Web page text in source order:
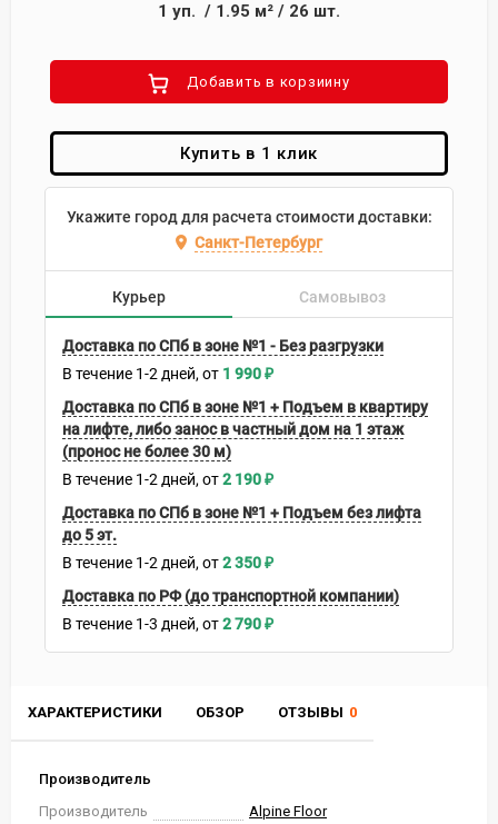
ХАРАКТЕРИСТИКИ ОБЗОР ОТЗЫВЫ 0
Производитель
Производитель
Alpine Floor
1 уп. / 1.95 м² / 26 шт.
Добавить в корзиину
Купить в 1 клик
Укажите город для расчета стоимости доставки:
Санкт-Петербург
Курьер Самовывоз
Доставка по СПб в зоне №1 - Без разгрузки
В течение 1-2 дней 1 990₽
Доставка по СПб в зоне №1 + Подъем в квартиру
на лифте, либо занос в частный дом на 1 этаж
(пронос не более 30 м)
В течение 1-2 дней 2 190₽
Доставка по СПб в зоне №1 + Подъем без лифта
до 5 эт.
В течение 1-2 дней 2 350₽
Доставка по РФ (до транспортной компании)
В течение 1-3 дней 2 790₽